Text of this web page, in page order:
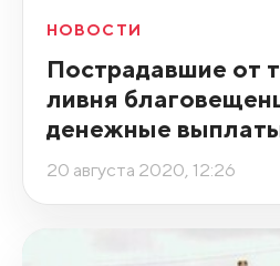
НОВОСТИ
Пострадавшие от
ливня
денежные
20 августа 2020, 12:26